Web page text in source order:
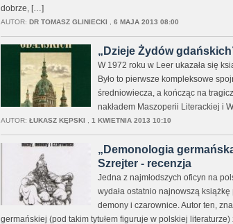
dobrze, […]
AUTOR: DR TOMASZ GLINIECKI 6 MAJA 2013 08:00
„Dzieje Żydów
W 1972 roku w Leer ukazała się
Było to pierwsze kompleksowe
średniowiecza, a kończąc na
nakładem Maszoperii Literackiej i
AUTOR: ŁUKASZ KĘPSKI 1 KWIETNIA 2013 10:10
„Demonologia
Szrejter - recenzja
Jedna z najmłodszych oficyn na
wydała ostatnio najnowszą
demony i czarownice. Autor ten,
germańskiej (pod takim tytułem figuruje w polskiej